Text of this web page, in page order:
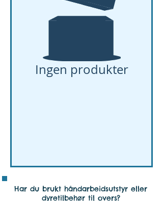
Ingen produkter
Har du brukt håndarbeidsutstyr eller
dyretilbehør til overs?